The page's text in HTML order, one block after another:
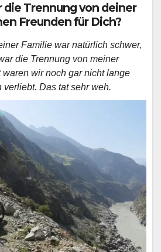
Trennung von deiner
Freunden für Dich?
Familie war natürlich schwer,
die Trennung von meiner
wir noch gar nicht lange
verliebt. Das tat sehr weh.